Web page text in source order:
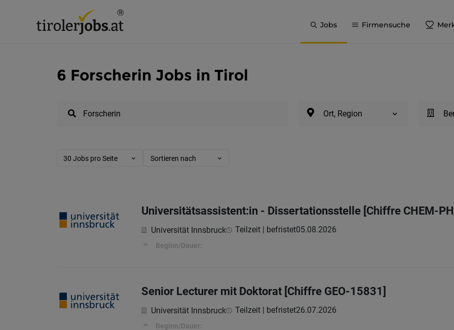
Jobs Firmensuche
6 Forscherin Jobs in Tirol
Ort, Region
30 Jobs pro Seite Sortieren nach
Universitätsassistent:in - Dissertationsstelle [Chiffre CHEM-
Universität Innsbruck Teilzeit | befristet05.08.2026
Beginn/Dauer:
Senior Lecturer mit Doktorat [Chiffre GEO-15831]
Universität Innsbruck Teilzeit | befristet26.07.2026
Beginn/Dauer: